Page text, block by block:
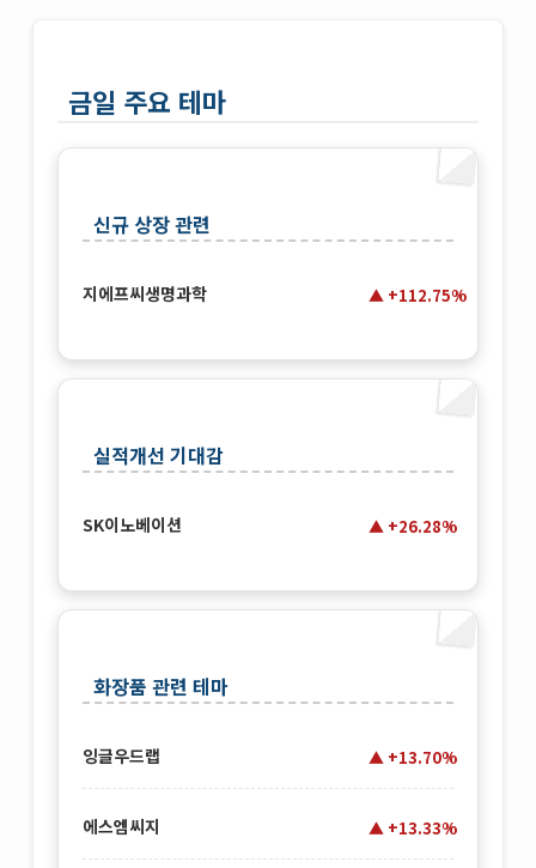
금일 주요 테마
신규 상장 관련
지에프씨생명과학 +112.75%
실적개선 기대감
SK이노베이션 +26.28%
화장품 관련 테마
잉글우드랩 +13.70%
에스엠씨지 +13.33%